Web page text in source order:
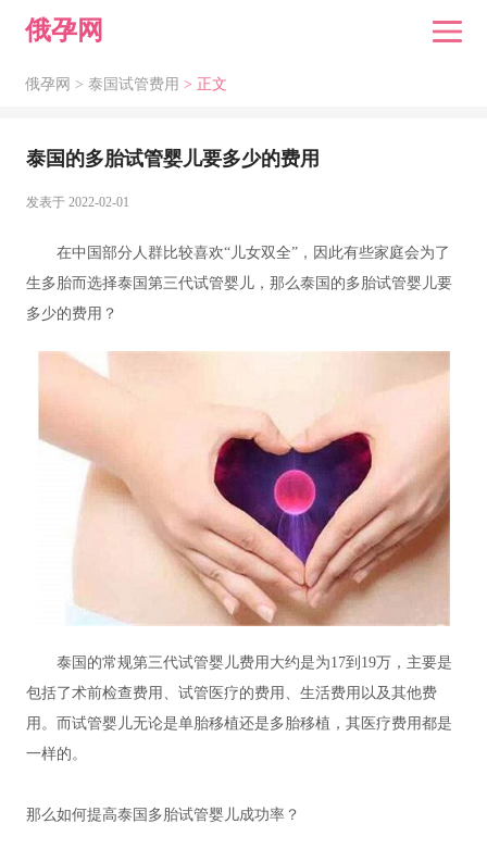
俄孕网
俄孕网 > 泰国试管费用 > 正文
泰国的多胎试管婴儿要多少的费用
发表于 2022-02-01
在中国部分人群比较喜欢“儿女双全”，因此有些家庭会为了
生多胎而选择泰国第三代试管婴儿，那么泰国的多胎试管婴儿要
多少的费用？
泰国的常规第三代试管婴儿费用大约是为17到19万，主要是
包括了术前检查费用、试管医疗的费用、生活费用以及其他费
用。而试管婴儿无论是单胎移植还是多胎移植，其医疗费用都是
一样的。
那么如何提高泰国多胎试管婴儿成功率？